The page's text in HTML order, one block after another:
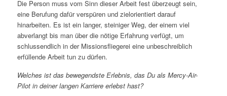
Die Person muss vom Sinn dieser Arbeit fest überzeugt sein,
eine Berufung dafür verspüren und zielorientiert darauf
hinarbeiten. Es ist ein langer, steiniger Weg, der einem viel
abverlangt bis man über die nötige Erfahrung verfügt, um
schlussendlich in der Missionsfliegerei eine unbeschreiblich
erfüllende Arbeit tun zu dürfen.
Welches ist das bewegendste Erlebnis, das Du als Mercy-Air-
Pilot in deiner langen Karriere erlebst hast?